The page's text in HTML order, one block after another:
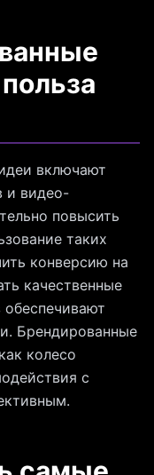
включают
и видео-
повысить
таких
конверсию на
качественные
Брендированные
колесо
с